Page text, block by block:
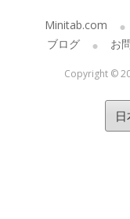
Minitab.com
ブログ
お
Copyright ©